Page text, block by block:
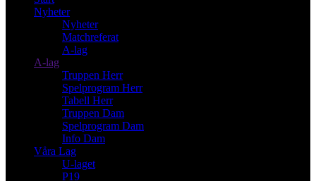
Nyheter
Nyheter
Matchreferat
A-lag
A-lag
Truppen Herr
Spelprogram Herr
Tabell Herr
Truppen Dam
Spelprogram Dam
Info Dam
Våra Lag
U-laget
P19